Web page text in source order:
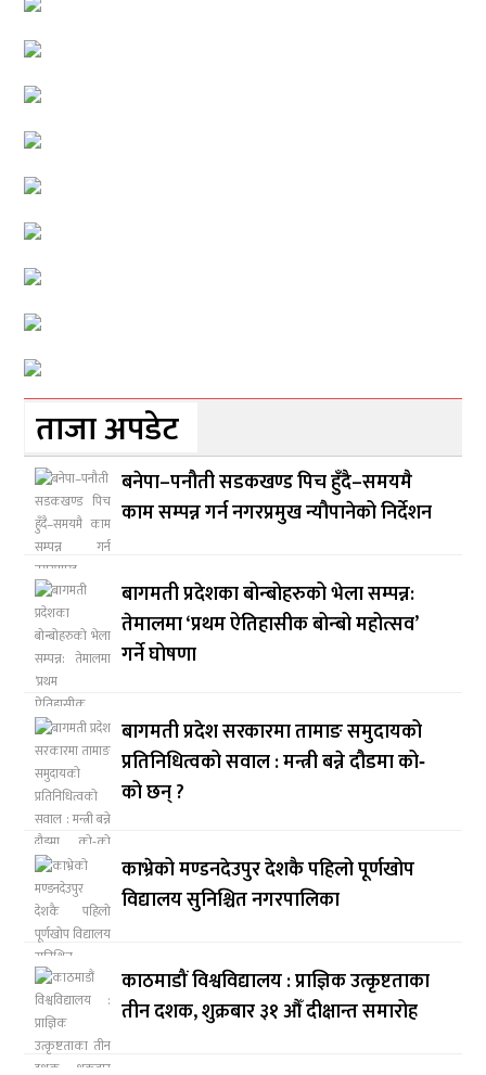
ताजा अपडेट
बनेपा–पनौती सडकखण्ड पिच हुँदै–समयमै
काम सम्पन्न गर्न नगरप्रमुख न्यौपानेको निर्देशन
बागमती प्रदेशका बोन्बोहरुको भेला सम्पन्न:
तेमालमा ‘प्रथम ऐतिहासीक बोन्बो महोत्सव’
गर्ने घोषणा
बागमती प्रदेश सरकारमा तामाङ समुदायको
प्रतिनिधित्वको सवाल : मन्त्री बन्ने दौडमा को‐
को छन् ?
काभ्रेको मण्डनदेउपुर देशकै पहिलो पूर्णखोप
विद्यालय सुनिश्चित नगरपालिका
काठमाडौं विश्वविद्यालय : प्राज्ञिक उत्कृष्टताका
तीन दशक, शुक्रबार ३१ औँ दीक्षान्त समारोह